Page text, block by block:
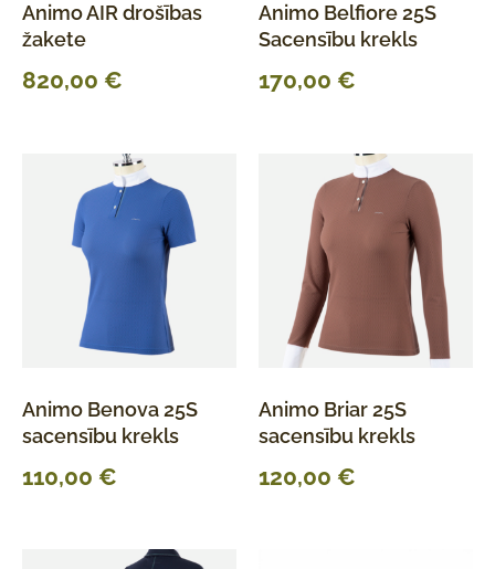
Animo AIR drošības
žakete
820,00 €
Animo Belfiore 25S
Sacensību krekls
170,00 €
Animo Benova 25S
sacensību krekls
110,00 €
Animo Briar 25S
sacensību krekls
120,00 €